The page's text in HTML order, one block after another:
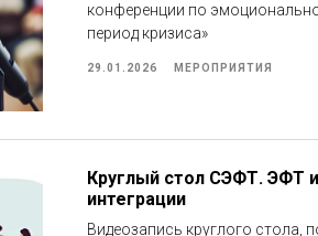
конференции по
период кризиса»
29.01.2026 МЕРОПРИЯТИЯ
Круглый стол СЭФТ. ЭФТ
интеграции
Видеозапись круглого стола,